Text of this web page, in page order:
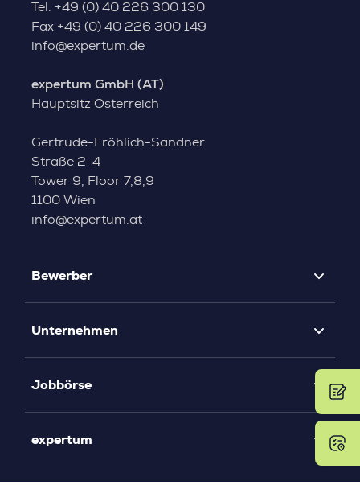
Tel. +49 (0) 40 226 300 130
Fax +49 (0) 40 226 300 149
info@expertum.de
expertum GmbH (AT)
Hauptsitz Österreich
Gertrude-Fröhlich-Sandner
Straße 2-4
Tower 9, Floor 7,8,9
1100 Wien
info@expertum.at
Bewerber
Unternehmen
Jobbörse
expertum